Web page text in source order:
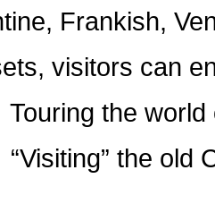
Frankish,
visitors can
world of
old